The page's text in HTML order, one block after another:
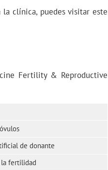
clínica, puedes visitar este
Fertility & Reproductive
de donante
la fertilidad